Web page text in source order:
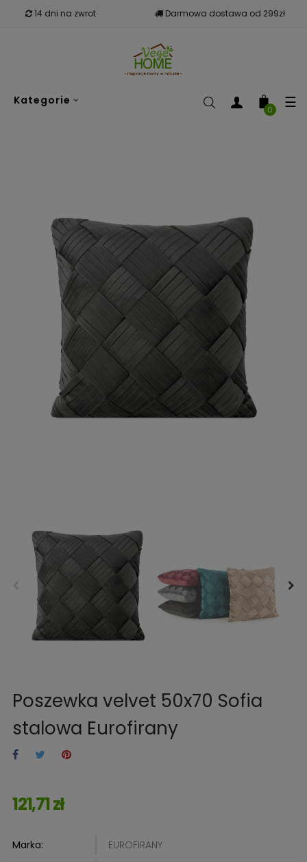
14 dni na zwrot Darmowa dostawa od 299zł
Kategorie ☰
0
Poszewka velvet 50x70 Sofia
stalowa Eurofirany
121,71 zł
Marka:
EUROFIRANY